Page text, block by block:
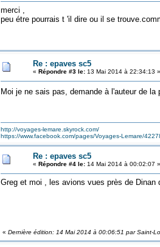
merci ,
peu étre pourrais t 'il dire ou il se
Re : epaves sc5
« Répondre #3 le:13 Mai 2014 à 22:34:13 »
Moi je ne sais pas, demande à l'auteur de
http://voyages-lemare.skyrock.com/
https://www.facebook.com/pages/Voyages-Lemare/
Re : epaves sc5
« Répondre #4 le:14 Mai 2014 à 00:02:07 »
Greg et moi , les avions vues près de Dinan
« Dernière édition: 14 Mai 2014 à 00:06:51 par Saint-